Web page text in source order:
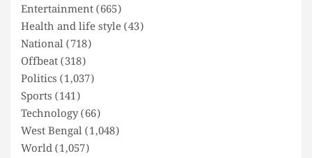
Entertainment(665)
Health and life style(43)
National(718)
Offbeat(318)
Politics (1,037)
Sports (141)
Technology(66)
West Bengal(1,048)
World(1,057)